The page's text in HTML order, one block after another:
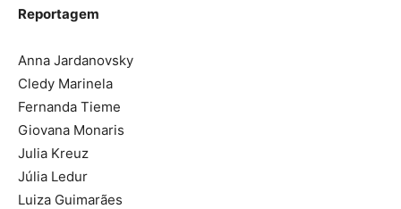
Reportagem
Anna Jardanovsky
Cledy Marinela
Fernanda Tieme
Giovana Monaris
Julia Kreuz
Júlia Ledur
Luiza Guimarães